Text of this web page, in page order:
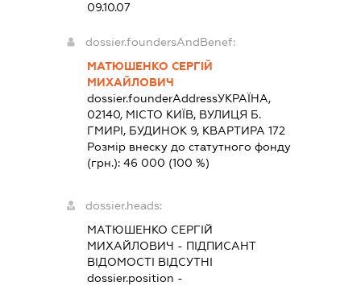
09.10.07
dossier.foundersAndBenef:
МАТЮШЕНКО СЕРГІЙ
МИХАЙЛОВИЧ
dossier.founderAddressУКРАЇНА,
02140, МІСТО КИЇВ, ВУЛИЦЯ Б.
ГМИРІ, БУДИНОК 9, КВАРТИРА 172
Розмір внеску до статутного фонду
(грн.):46 000 (100 %)
dossier.heads:
МАТЮШЕНКО СЕРГІЙ
МИХАЙЛОВИЧ - ПІДПИСАНТ
ВІДОМОСТІ ВІДСУТНІ
dossier.position -